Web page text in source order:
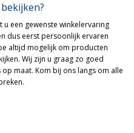
u een gewenste winkelervaring
dus eerst persoonlijk ervaren
altijd mogelijk om producten
Wij zijn u graag zo goed
maat. Kom bij ons langs om alle